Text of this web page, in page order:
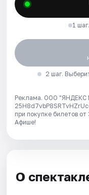
1
2 шаг.
Реклама. ООО
при покупке билетов
Афише!
О